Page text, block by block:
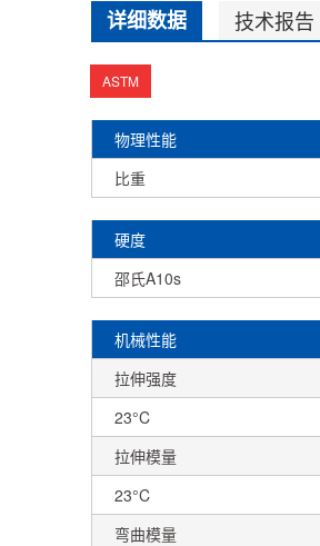
详细数据 技术报告
ASTM
物理性能
比重
硬度
邵氏A10s
机械性能
拉伸强度
23°C
拉伸模量
23°C
弯曲模量